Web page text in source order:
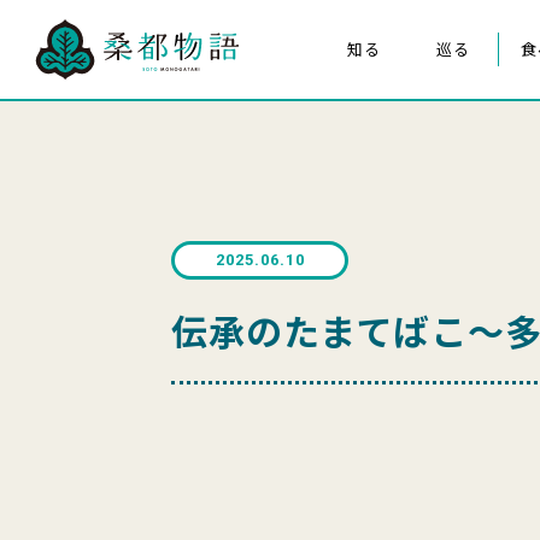
知る
桑都物語について
クイズ de ポスター
巡る
八王子まつり
2025.06.10
伝承のたまてばこ～